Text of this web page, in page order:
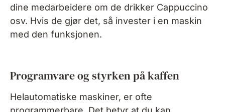
dine medarbeidere om de drikker Cappuccino
osv. Hvis de gjør det, så invester i en maskin
med den funksjonen.
Programvare og styrken på kaffen
Helautomatiske maskiner, er ofte